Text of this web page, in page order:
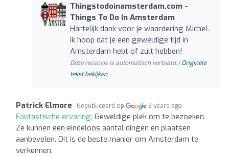
Thingstodoinamsterdam.com -
Things To Do In Amsterdam
Hartelijk dank voor je waardering Michel.
Ik hoop dat je een geweldige tijd in
Amsterdam hebt of zult hebben!
Deze recensie is automatisch vertaald. |Originele
tekst bekijken
Patrick Elmore Gepubliceerd op 3 years ago
Fantastische ervaring: Geweldige plek om te bezoeken.
Ze kunnen een eindeloos aantal dingen en plaatsen
aanbevelen. Dit is de beste manier om Amsterdam te
verkennen.